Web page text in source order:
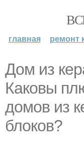
главная ремонт
Дом из
Каковы
домов из
блоков?